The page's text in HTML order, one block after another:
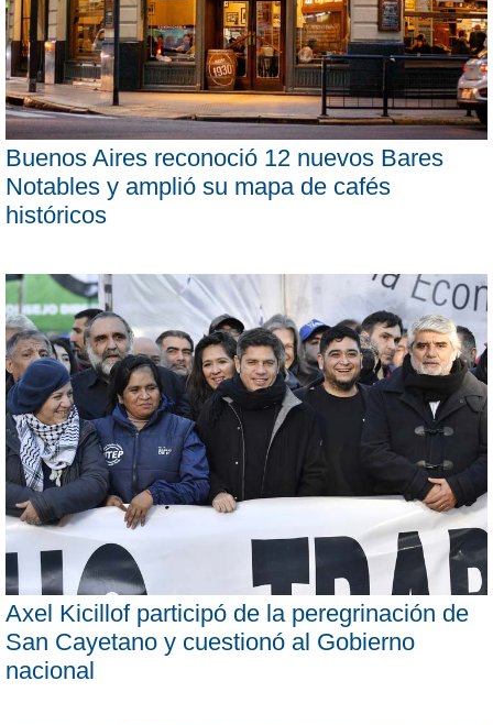
Buenos Aires reconoció 12 nuevos Bares
Notables y amplió su mapa de cafés
históricos
Axel Kicillof participó de la peregrinación de
San Cayetano y cuestionó al Gobierno
nacional